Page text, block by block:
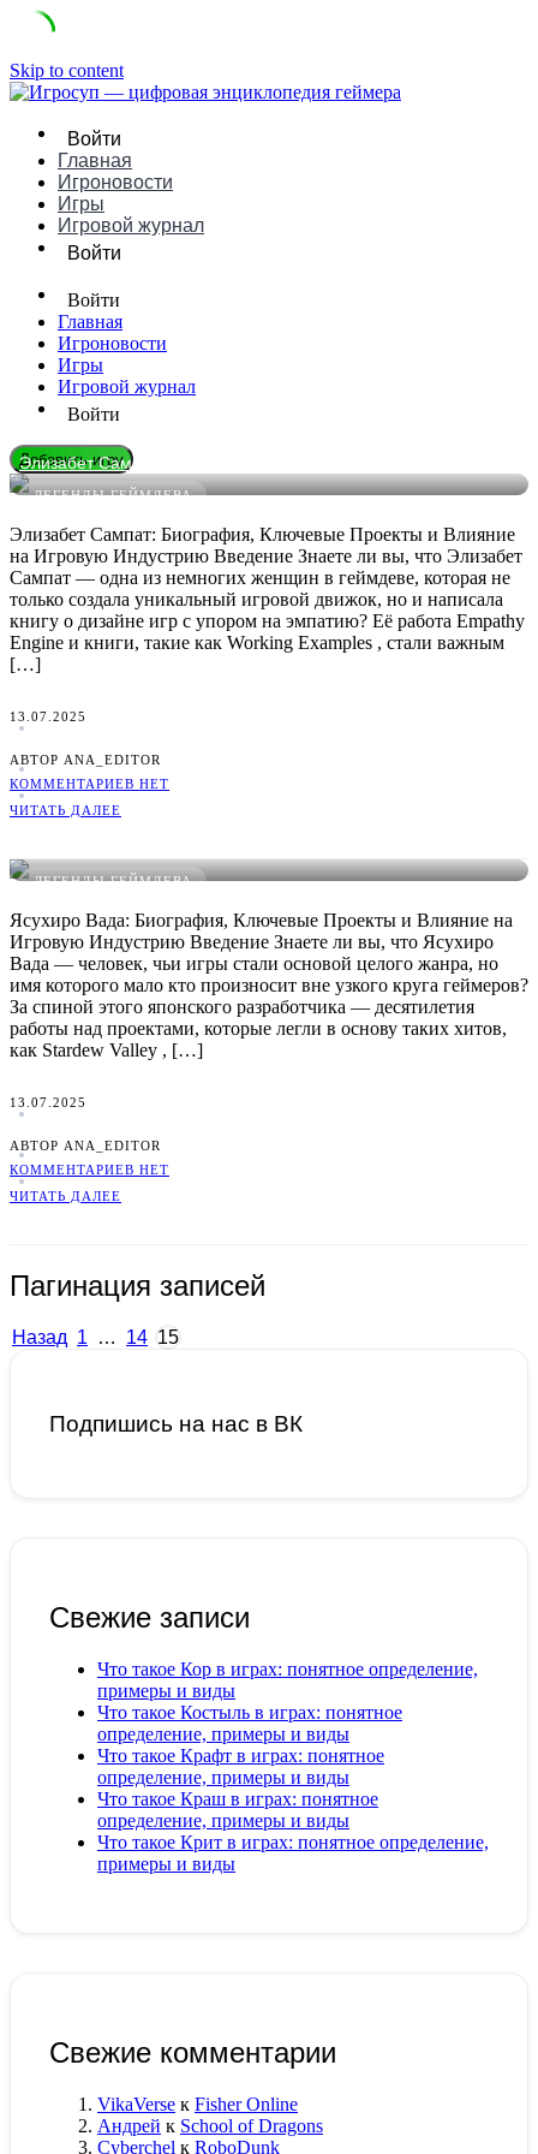
Skip to content
Войти
Главная
Игроновости
Игры
Игровой журнал
Войти
Войти
Главная
Игроновости
Игры
Игровой журнал
Войти
Добавить игру
ЛЕГЕНДЫ ГЕЙМДЕВА
Элизабет Сампат: Биография, Игры и Влияние
Элизабет Сампат: Биография, Ключевые Проекты и Влияние
на Игровую Индустрию Введение Знаете ли вы, что Элизабет
Сампат — одна из немногих женщин в геймдеве, которая не
только создала уникальный игровой движок, но и написала
книгу о дизайне игр с упором на эмпатию? Её работа Empathy
Engine и книги, такие как Working Examples , стали важным
[…]
13.07.2025
АВТОР ANA_EDITOR
КОММЕНТАРИЕВ НЕТ
ЧИТАТЬ ДАЛЕЕ
ЛЕГЕНДЫ ГЕЙМДЕВА
Ясухиро Вада: Биография, Ключевые Проекты и Влияние на
Игровую Индустрию Введение Знаете ли вы, что Ясухиро
Вада — человек, чьи игры стали основой целого жанра, но
имя которого мало кто произносит вне узкого круга геймеров?
За спиной этого японского разработчика — десятилетия
работы над проектами, которые легли в основу таких хитов,
как Stardew Valley , […]
13.07.2025
АВТОР ANA_EDITOR
КОММЕНТАРИЕВ НЕТ
ЧИТАТЬ ДАЛЕЕ
Пагинация записей
Назад 1 … 14 15
Подпишись на нас в ВК
Свежие записи
Что такое Кор в играх: понятное определение,
примеры и виды
Что такое Костыль в играх: понятное
определение, примеры и виды
Что такое Крафт в играх: понятное
определение, примеры и виды
Что такое Краш в играх: понятное
определение, примеры и виды
Что такое Крит в играх: понятное определение,
примеры и виды
Свежие комментарии
VikaVerse к Fisher Online
Андрей к School of Dragons
Cyberchel к RoboDunk